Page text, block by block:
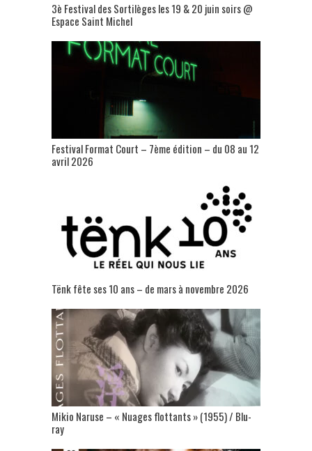
3è Festival des Sortilèges les 19 & 20 juin soirs @
Espace Saint Michel
Festival Format Court – 7ème édition – du 08 au 12
avril 2026
Tënk fête ses 10 ans – de mars à novembre 2026
Mikio Naruse – « Nuages flottants » (1955) / Blu-
ray